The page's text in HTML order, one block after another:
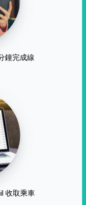
鐘完成線
收取乘車